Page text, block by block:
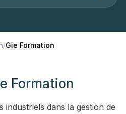
/Gie Formation
Formation
industriels dans la gestion de